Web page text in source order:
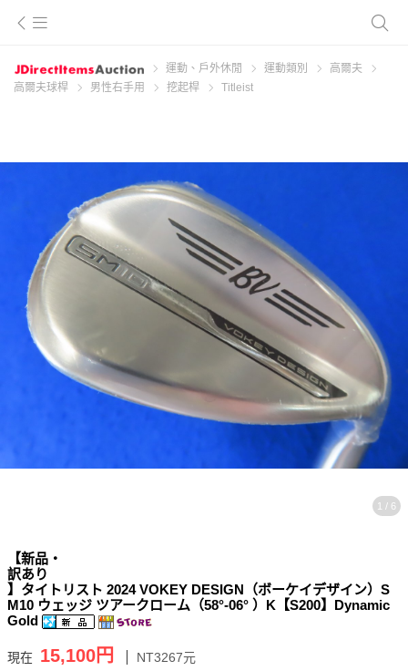
運動、戶外休閒 運動類別
高爾夫
高爾夫球桿
男性右手用 挖起桿 Titleist
1 / 6
【新品・
訳あり
】タイトリスト 2024 VOKEY DESIGN（ボーケイデザイン）S
M10 ウェッジ ツアークローム（58°-06° ）K【S200】Dynamic
Gold
現在 15,100円 NT3267元